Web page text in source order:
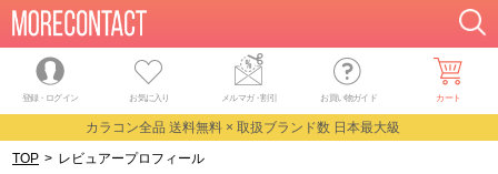
登録・ログイン お気に入り メルマガ・割引 お買い物ガイド カート
カラコン全品 送料無料 × 取扱ブランド数 日本最大級
TOP > レビュアープロフィール